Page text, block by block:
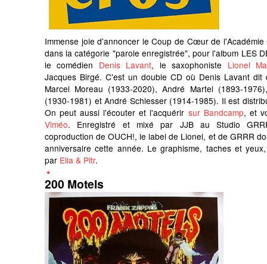
Immense joie d'annoncer le Coup de Cœur de l'Académie
dans la catégorie "parole enregistrée", pour l'album LES
le comédien Denis Lavant, le saxophoniste Lionel
Jacques Birgé. C'est un double CD où Denis Lavant dit
Marcel Moreau (1933-2020), André Martel (1893-
(1930-1981) et André Schlesser (1914-1985). Il est
On peut aussi l'écouter et l'acquérir sur Bandcamp, et
Viméo. Enregistré et mixé par JJB au Studio
coproduction de OUCH!, le label de Lionel, et de GRRR
anniversaire cette année. Le graphisme, taches et
par Ella & Pitr.
200 Motels